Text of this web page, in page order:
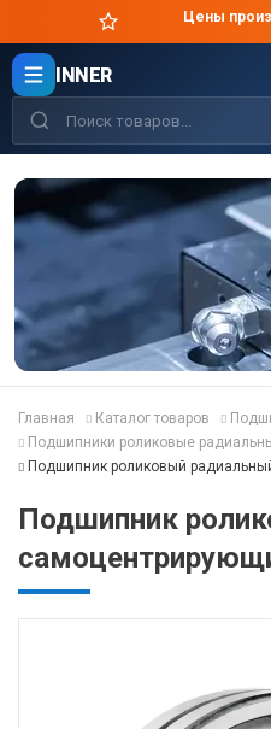
Цены
INNER
Главная Каталог товаров
Подшипники роликовые
Подшипник роликовый
Подшипник